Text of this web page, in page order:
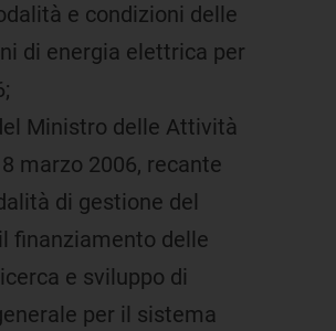
e condizioni delle
di energia elettrica per
Ministro delle Attività
marzo 2006, recante
di gestione del
finanziamento delle
e sviluppo di
per il sistema